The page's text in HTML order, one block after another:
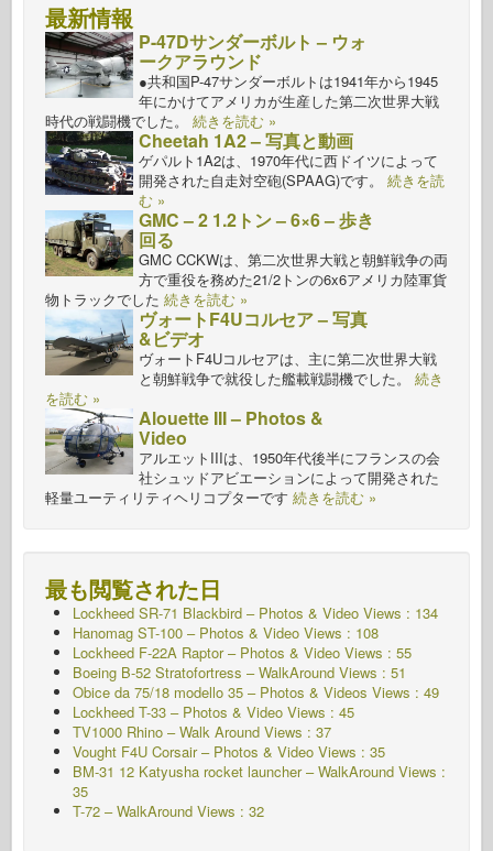
最新情報
P-47Dサンダーボルト – ウォ
ークアラウンド
●共和国P-47サンダーボルトは1941年から1945
年にかけてアメリカが生産した第二次世界大戦
時代の戦闘機でした。 続きを読む »
Cheetah 1A2 – 写真と動画
ゲパルト1A2は、1970年代に西ドイツによって
開発された自走対空砲(SPAAG)です。 続きを読
む »
GMC – 2 1.2トン – 6×6 – 歩き
回る
GMC CCKWは、第二次世界大戦と朝鮮戦争の両
方で重役を務めた21/2トンの6x6アメリカ陸軍貨
物トラックでした 続きを読む »
ヴォートF4Uコルセア – 写真
&ビデオ
ヴォートF4Uコルセアは、主に第二次世界大戦
と朝鮮戦争で就役した艦載戦闘機でした。 続き
を読む »
Alouette III – Photos &
Video
アルエットIIIは、1950年代後半にフランスの会
社シュッドアビエーションによって開発された
軽量ユーティリティヘリコプターです 続きを読む »
最も閲覧された日
Lockheed SR-71 Blackbird – Photos & Video Views : 134
Hanomag ST-100 – Photos & Video Views : 108
Lockheed F-22A Raptor – Photos & Video Views : 55
Boeing B-52 Stratofortress – WalkAround Views : 51
Obice da 75/18 modello 35 – Photos & Videos Views : 49
Lockheed T-33 – Photos & Video Views : 45
TV1000 Rhino – Walk Around Views : 37
Vought F4U Corsair – Photos & Video Views : 35
BM-31 12 Katyusha rocket launcher – WalkAround Views :
35
T-72 – WalkAround Views : 32